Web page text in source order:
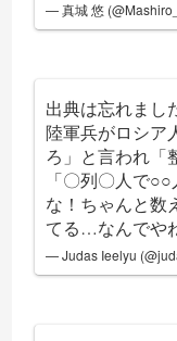
— 真城 悠
出典は忘れまし
陸軍兵がロシア
ろ」と言われ「
「〇列〇人で
な！ちゃんと数
てる…なんでや
— Judas Ieelyu